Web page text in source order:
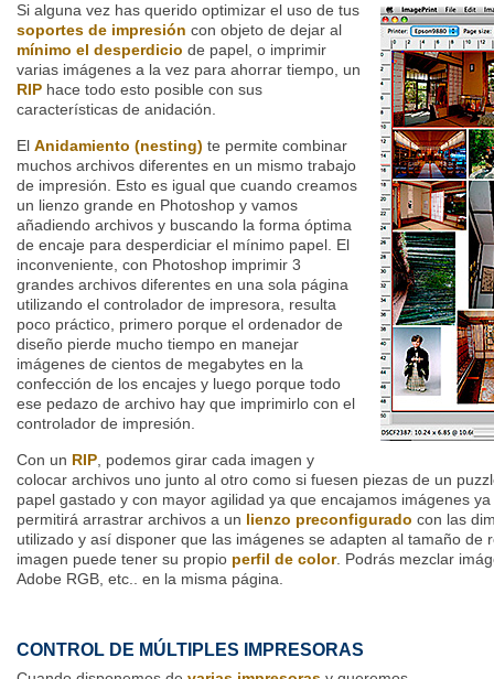
Si alguna vez has querido optimizar el uso de tus
soportes de impresión con objeto de dejar al
mínimo el desperdicio de papel, o imprimir
varias imágenes a la vez para ahorrar tiempo, un
RIP hace todo esto posible con sus
características de anidación.
El Anidamiento (nesting) te permite combinar
muchos archivos diferentes en un mismo trabajo
de impresión. Esto es igual que cuando creamos
un lienzo grande en Photoshop y vamos
añadiendo archivos y buscando la forma óptima
de encaje para desperdiciar el mínimo papel. El
inconveniente, con Photoshop imprimir 3
grandes archivos diferentes en una sola página
utilizando el controlador de impresora, resulta
poco práctico, primero porque el ordenador de
diseño pierde mucho tiempo en manejar
imágenes de cientos de megabytes en la
confección de los encajes y luego porque todo
ese pedazo de archivo hay que imprimirlo con el
controlador de impresión.
Con un RIP, podemos girar cada imagen y
colocar archivos uno junto al otro como si fuesen piezas de un
papel gastado y con mayor agilidad ya que encajamos imágenes
permitirá arrastrar archivos a un lienzo preconfigurado con las
utilizado y así disponer que las imágenes se adapten al tamaño de
imagen puede tener su propio perfil de color. Podrás mezclar
Adobe RGB, etc.. en la misma página.
CONTROL DE MÚLTIPLES IMPRESORAS